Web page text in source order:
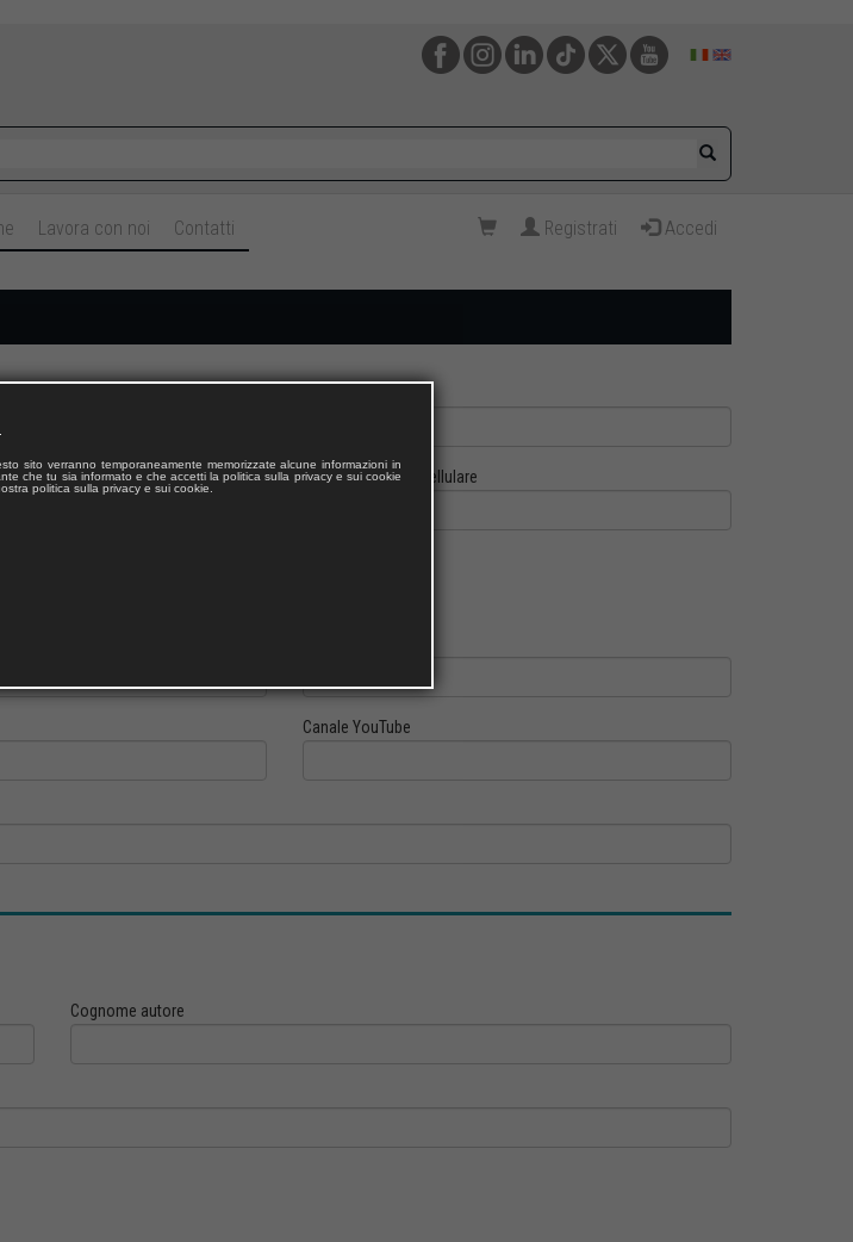
Lavora con noi Contatti Registrati Accedi
Telefono fisso Cellulare
Canale YouTube
Cognome autore
sito verranno temporaneamente memorizzate alcune informazioni in
che tu sia informato e che accetti la politica sulla privacy e sui cookie
politica sulla privacy e sui cookie.